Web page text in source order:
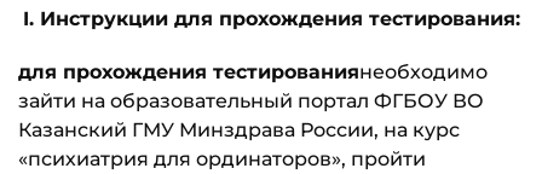
I. Инструкции для прохождения тестирования:
для прохождения тестированиянеобходимо
зайти на образовательный портал ФГБОУ ВО
Казанский ГМУ Минздрава России, на курс
«психиатрия для ординаторов», пройти